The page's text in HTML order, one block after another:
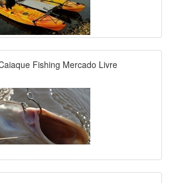
Fishing Mercado Livre